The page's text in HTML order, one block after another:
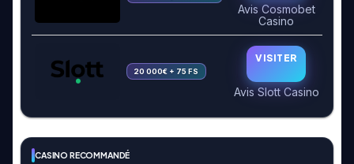
Avis Cosmobet
Casino
20 000€ + 75 FS
VISITER
Avis Slott Casino
CASINO RECOMMANDÉ